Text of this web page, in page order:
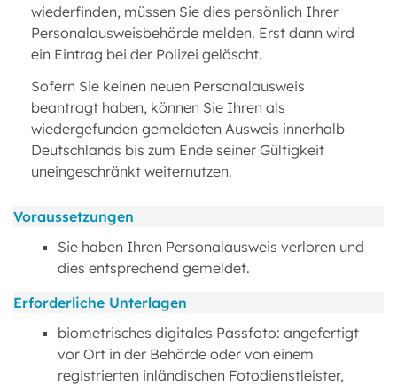
wiederfinden, müssen Sie dies persönlich Ihrer
Personalausweisbehörde melden. Erst dann wird
ein Eintrag bei der Polizei gelöscht.
Sofern Sie keinen neuen Personalausweis
beantragt haben, können Sie Ihren als
wiedergefunden gemeldeten Ausweis innerhalb
Deutschlands bis zum Ende seiner Gültigkeit
uneingeschränkt weiternutzen.
Voraussetzungen
Sie haben Ihren Personalausweis verloren und
dies entsprechend gemeldet.
Erforderliche Unterlagen
biometrisches digitales Passfoto: angefertigt
vor Ort in der Behörde oder von einem
registrierten inländischen Fotodienstleister,